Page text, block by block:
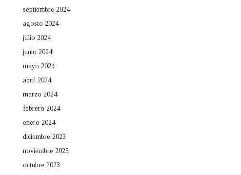
septiembre 2024
agosto 2024
julio 2024
junio 2024
mayo 2024
abril 2024
marzo 2024
febrero 2024
enero 2024
diciembre 2023
noviembre 2023
octubre 2023